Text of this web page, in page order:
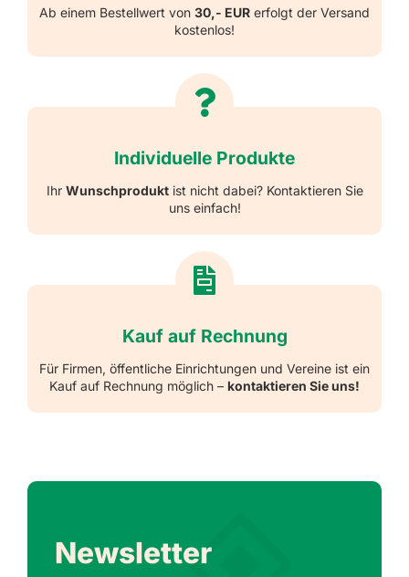
Ab einem Bestellwert von 30,- EUR erfolgt der Versand
kostenlos!
Individuelle Produkte
Ihr Wunschproduktist nicht dabei? Kontaktieren Sie
uns einfach!
Kauf auf Rechnung
Für Firmen, öffentliche Einrichtungen und Vereine ist ein
Kauf auf Rechnung möglich – kontaktieren Sie uns!
Newsletter